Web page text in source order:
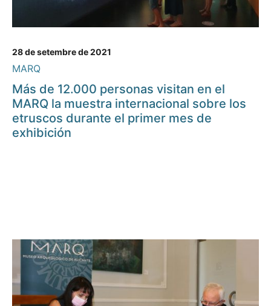
28 de setembre de 2021
MARQ
Más de 12.000 personas visitan en el
MARQ la muestra internacional sobre los
etruscos durante el primer mes de
exhibición